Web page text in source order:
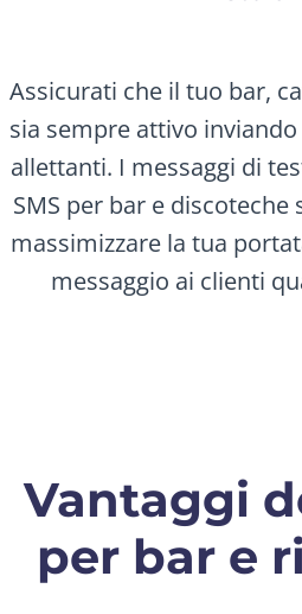
Assicurati che il tuo bar,
sia sempre attivo
allettanti. I messaggi di
SMS per bar e
massimizzare la tua
messaggio ai clienti
Vantaggi
per bar e